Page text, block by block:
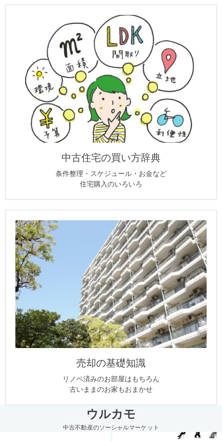
中古住宅の買い方辞典
条件整理・スケジュール・お金など
住宅購入のいろいろ
売却の基礎知識
リノベ済みのお部屋はもちろん
古いままのお家もおまかせ
ウルカモ
中古不動産のソーシャルマーケット